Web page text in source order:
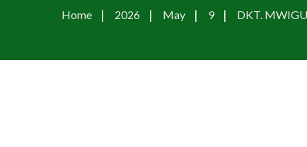
Home 2026 May 9 DKT.